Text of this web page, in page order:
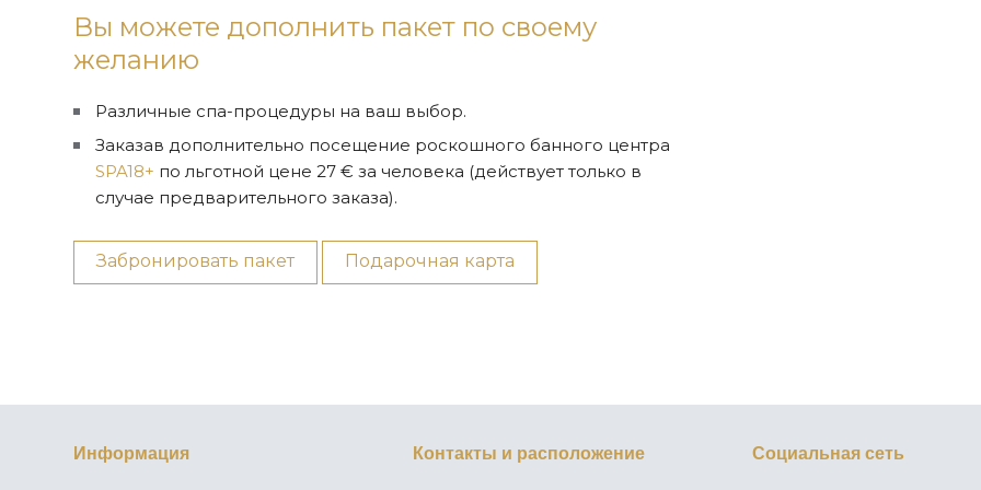
Вы можете дополнить пакет по своему
желанию
Различные спа-процедуры на ваш выбор.
Заказав дополнительно посещение роскошного банного центра
SPA18+ по льготной цене 27 € за человека (действует только в
случае предварительного заказа).
Забронировать пакет Подарочная карта
Информация Контакты и расположение Социальная сеть